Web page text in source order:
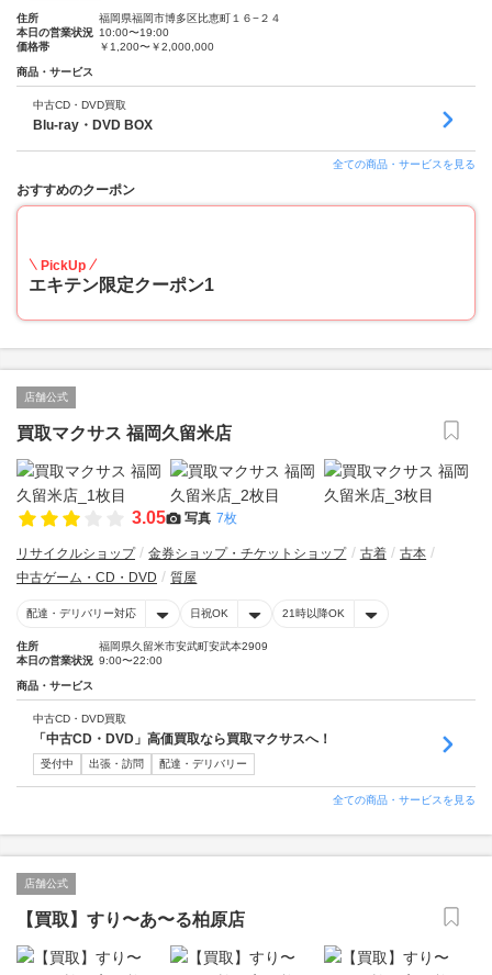
住所
福岡県福岡市博多区比恵町１６−２４
本日の営業状況 10:00〜19:00
価格帯
￥1,200〜￥2,000,000
商品・サービス
中古CD・DVD買取
Blu-ray・DVD BOX
全ての商品・サービスを見る
おすすめのクーポン
PickUp
エキテン限定クーポン1
店舗公式
買取マクサス 福岡久留米店
3.05 写真 7枚
リサイクルショップ 金券ショップ・チケットショップ 古着
古本
中古ゲーム・CD・DVD
質屋
配達・デリバリー対応 日祝OK 21時以降OK
住所
福岡県久留米市安武町安武本2909
本日の営業状況 9:00〜22:00
商品・サービス
中古CD・DVD買取
「中古CD・DVD」高価買取なら買取マクサスへ！
受付中 出張・訪問 配達・デリバリー
全ての商品・サービスを見る
店舗公式
【買取】すり〜あ〜る柏原店